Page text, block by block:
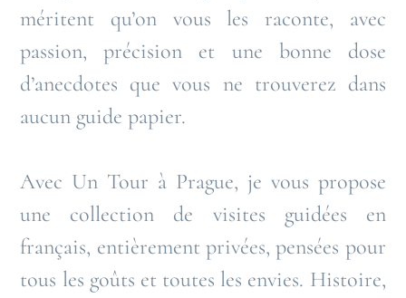
méritent qu’on vous les raconte, avec
passion, précision et une bonne dose
d’anecdotes que vous ne trouverez dans
aucun guide papier.
Avec Un Tour à Prague, je vous propose
une collection de visites guidées en
français, entièrement privées, pensées pour
tous les goûts et toutes les envies. Histoire,